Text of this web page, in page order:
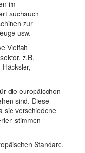
im
auchauch
zur
usw.
Vielfalt
z.B.
die europäischen
sind. Diese
sie verschiedene
stimmen
Standard.